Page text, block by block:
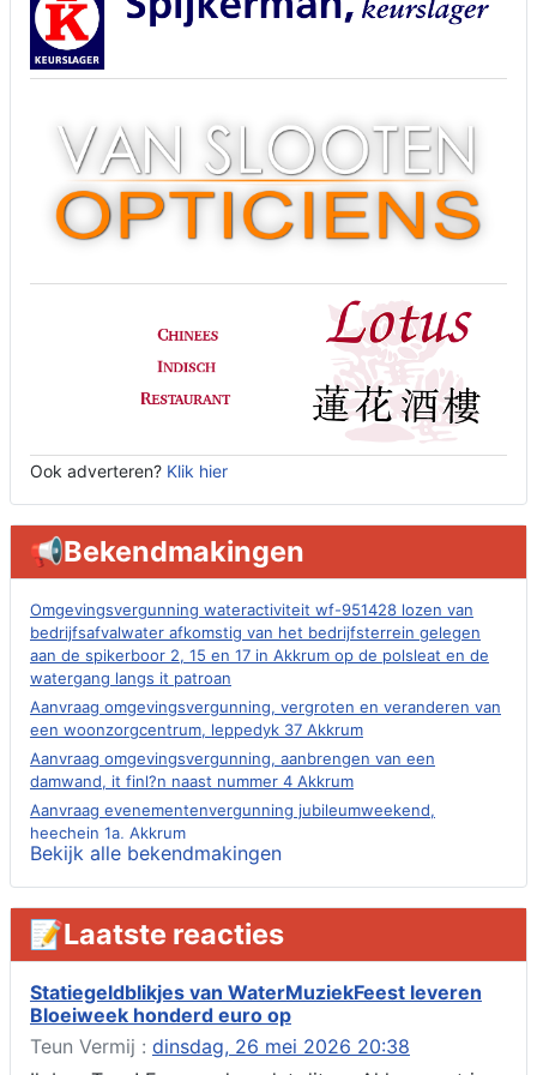
Ook adverteren? Klik hier
📢Bekendmakingen
Omgevingsvergunning wateractiviteit wf-951428 lozen van
bedrijfsafvalwater afkomstig van het bedrijfsterrein gelegen
aan de spikerboor 2, 15 en 17 in Akkrum op de polsleat en de
watergang langs it patroan
Aanvraag omgevingsvergunning, vergroten en veranderen van
een woonzorgcentrum, leppedyk 37 Akkrum
Aanvraag omgevingsvergunning, aanbrengen van een
damwand, it finl?n naast nummer 4 Akkrum
Aanvraag evenementenvergunning jubileumweekend,
heechein 1a, Akkrum
Verlening omgevingsvergunning, tijdelijk gebruik openbare
ruimte 02-10 t/m 02-11-2026, sitadel voor nr 6 te Akkrum
Aanvraag omgevingsvergunning, tijdelijk gebruik openbare
ruimte 02-10 t/m 02-11-2026, sitadel voor nr 6 te Akkrum
Verlenging beslistermijn aanvraag omgevingsvergunning,
heechein 28, 8491 em Akkrum
Aanvraag omgevingsvergunning, veranderen van een woning
(voordeur en dakkapel), boarnsterdyk 75 Akkrum
Bekijk alle bekendmakingen
📝Laatste reacties
Statiegeldblikjes van WaterMuziekFeest leveren
Bloeiweek honderd euro op
Teun Vermij : dinsdag, 26 mei 2026 20:38